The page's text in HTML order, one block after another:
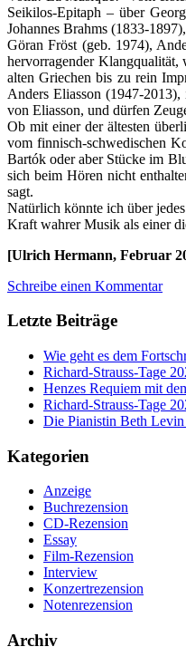
Seikilos-Epitaph – über
Johannes Brahms (1833-
Göran Fröst (geb. 1974),
hervorragender Klangqualität,
alten Griechen bis zu rein
Anders Eliasson (1947-
von Eliasson, und dürfen
Ob mit einer der ältesten
vom finnisch-schwedischen
Bartók oder aber Stücke im
sich beim Hören nicht
sagt.
Natürlich könnte ich über
Kraft wahrer Musik als einer
[Ulrich Hermann, Februar
Schreibe einen Kommentar
Letzte Beiträge
Wie geht es dem
Richard-Strauss-Tage
Henzes Requiem mit
Richard-Strauss-Tage
Die Pianistin Beth Levin
Kategorien
Anzeige
Buchrezension
CD-Rezension
Essay
Film-Rezension
Interview
Konzertrezension
Notenrezension
Archiv